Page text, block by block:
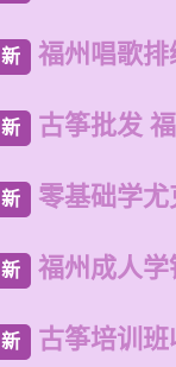
新 福州唱歌
新 古筝批发
新 零基础学
新 福州成人
新 古筝培训